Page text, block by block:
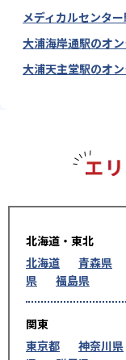
メディカルセンタ
大浦海岸通駅のオ
大浦天主堂駅のオ
北海道・東北
北海道
青森県
県
福島県
関東
東京都
神奈川県